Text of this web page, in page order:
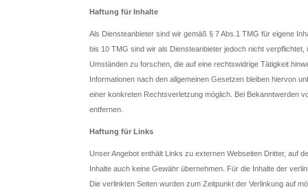
Haftung für Inhalte
Als Diensteanbieter sind wir gemäß § 7 Abs.1 TMG für eigene
bis 10 TMG sind wir als Diensteanbieter jedoch nicht
Umständen zu forschen, die auf eine rechtswidrige Tätigkeit
Informationen nach den allgemeinen Gesetzen bleiben hiervon
einer konkreten Rechtsverletzung möglich. Bei Bekanntwerden
entfernen.
Haftung für Links
Unser Angebot enthält Links zu externen Webseiten Dritter, auf
Inhalte auch keine Gewähr übernehmen. Für die Inhalte der
Die verlinkten Seiten wurden zum Zeitpunkt der Verlinkung auf